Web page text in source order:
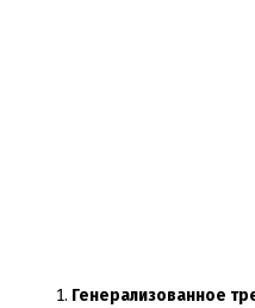
Генерализованное